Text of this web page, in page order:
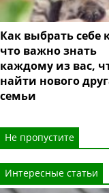
Как выбрать себе
что важно знать
каждому из вас,
найти нового
семьи
Не пропустите
Интересные статьи